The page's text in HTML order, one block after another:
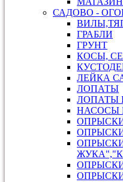
САДОВО -
ГРАБЛИ
ГРУНТ
КОСЫ,
ЛЕЙКА
ЛОПАТЫ
ЛОПАТЫ
НАСОСЫ